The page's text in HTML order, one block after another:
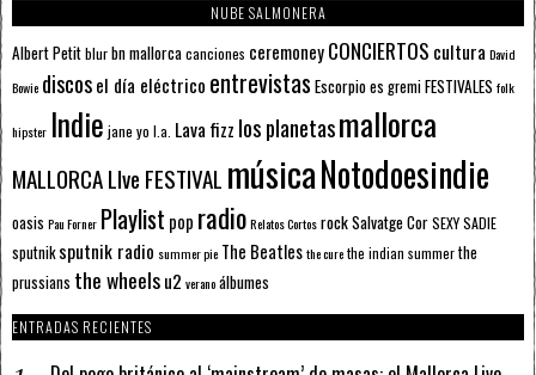
NUBE SALMONERA
Albert Petitblurbn mallorcacanciones ceremoneyCONCIERTOS cultura David
Bowie discosel día eléctrico entrevistas Escorpioes gremiFESTIVALES folk
hipster Indie jane yo l.a. Lava fizz los planetasmallorca
MALLORCA LIve FESTIVAL músicaNotodoesindie
oasis Pau Forner Playlist pop radioRelatos CortosrockSalvatge CorSEXY SADIE
sputnik sputnik radio summer pie The Beatlesthe curethe indian summerthe
prussians the wheelsu2 veranoálbumes
ENTRADAS RECIENTES